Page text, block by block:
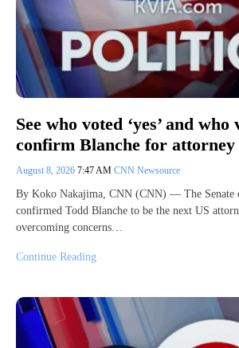
See who voted ‘yes’ and who
confirm Blanche for attorney
August 8, 2026 7:47 AM CNN Newsource
By Koko Nakajima, CNN (CNN) — The Senate
confirmed Todd Blanche to be the next US
overcoming concerns…
Continue Reading